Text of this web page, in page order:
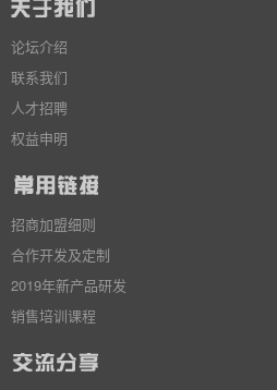
论坛介绍
联系我们
人才招聘
权益申明
招商加盟细则
合作开发及定制
2019年新产品研发
销售培训课程